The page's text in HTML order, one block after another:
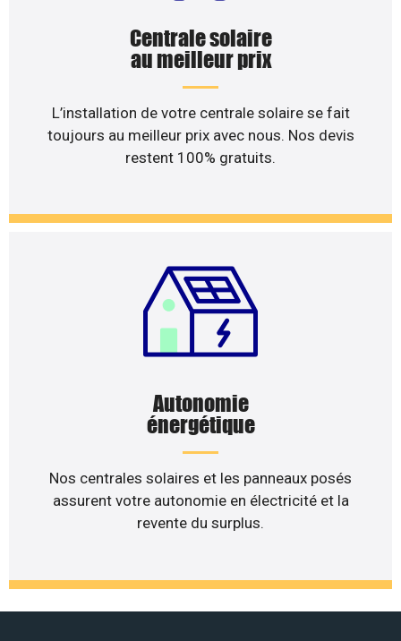
Centrale solaire
au meilleur prix
L’installation de votre centrale solaire se fait
toujours au meilleur prix avec nous. Nos devis
restent 100% gratuits.
Autonomie
énergétique
Nos centrales solaires et les panneaux posés
assurent votre autonomie en électricité et la
revente du surplus.